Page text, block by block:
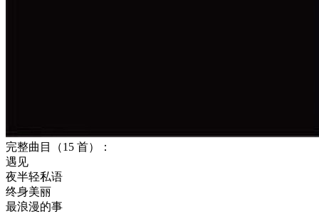
完整曲目（15 首）：
遇见
夜半轻私语
终身美丽
最浪漫的事